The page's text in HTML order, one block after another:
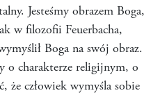
Jesteśmy obrazem Boga,
w filozofii Feuerbacha,
Boga na swój obraz.
o charakterze religijnym, o
że człowiek wymyśla sobie